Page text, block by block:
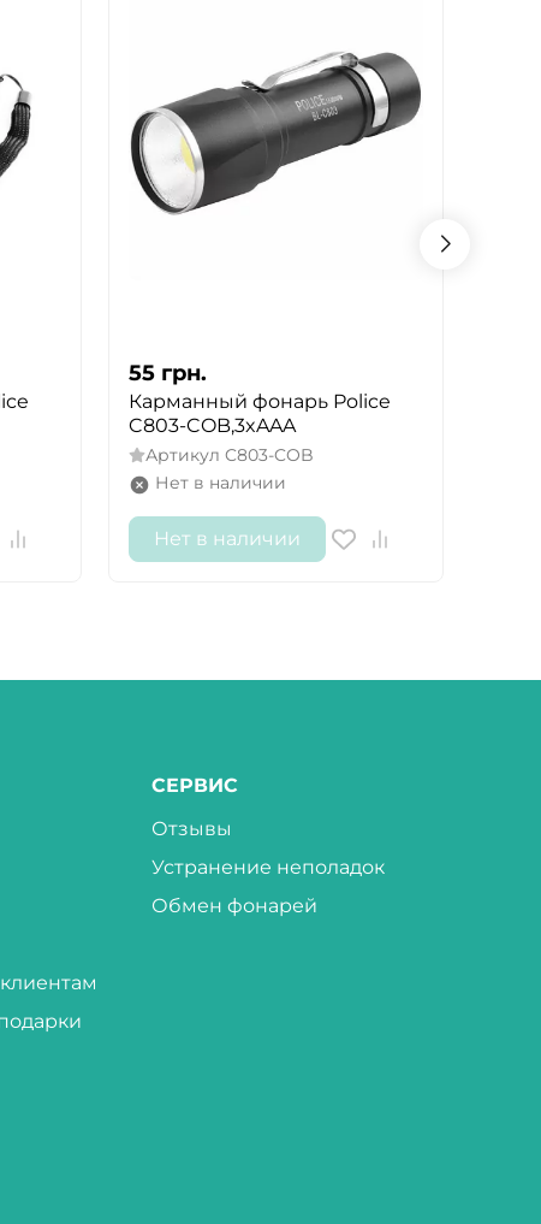
55 грн.
Карманный фонарь Police
C803-COB,3xAAA
Артикул C803-COB
Нет в наличии
Нет в наличии
СЕРВИС
Отзывы
Устранение неполадок
Обмен фонарей